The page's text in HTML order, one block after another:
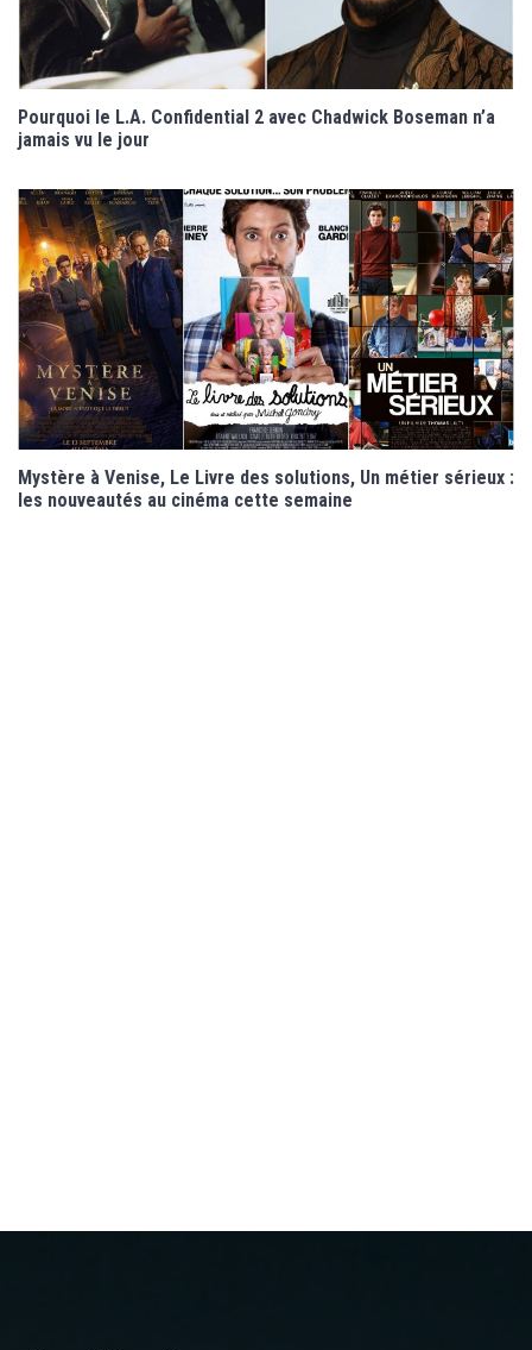
Pourquoi le L.A. Confidential 2 avec Chadwick Boseman n’a
jamais vu le jour
Mystère à Venise, Le Livre des solutions, Un métier sérieux :
les nouveautés au cinéma cette semaine